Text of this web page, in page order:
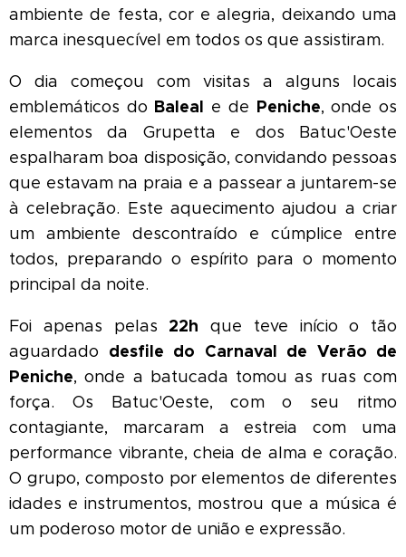
ambiente de festa, cor e alegria, deixando uma
marca inesquecível em todos os que assistiram.
O dia começou com visitas a alguns locais
emblemáticos do Baleal e de Peniche, onde os
elementos da Grupetta e dos Batuc'Oeste
espalharam boa disposição, convidando pessoas
que estavam na praia e a passear a juntarem-se
à celebração. Este aquecimento ajudou a criar
um ambiente descontraído e cúmplice entre
todos, preparando o espírito para o momento
principal da noite.
Foi apenas pelas 22h que teve início o tão
aguardado desfile do Carnaval de Verão de
Peniche, onde a batucada tomou as ruas com
força. Os Batuc'Oeste, com o seu ritmo
contagiante, marcaram a estreia com uma
performance vibrante, cheia de alma e coração.
O grupo, composto por elementos de diferentes
idades e instrumentos, mostrou que a música é
um poderoso motor de união e expressão.